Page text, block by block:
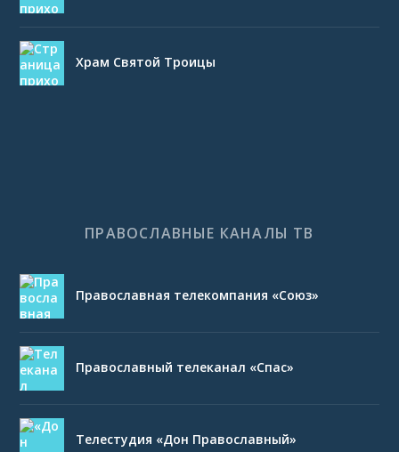
Храм Святой Троицы
ПРАВОСЛАВНЫЕ КАНАЛЫ ТВ
Православная телекомпания «Союз»
Православный телеканал «Спас»
Телестудия «Дон Православный»